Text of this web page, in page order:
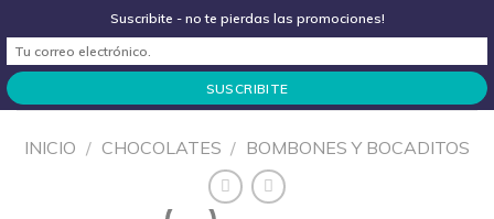
to
content
Locales Contacto Recuperar Contraseña
0
INICIO / CHOCOLATES / BOMBONES Y BOCADITOS
Suscribite - no te pierdas las promociones!